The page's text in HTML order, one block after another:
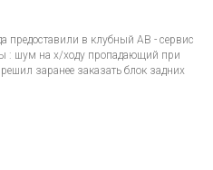
предоставили в клубный АВ - сервис
: шум на х/ходу пропадающий при
заранее заказать блок задних